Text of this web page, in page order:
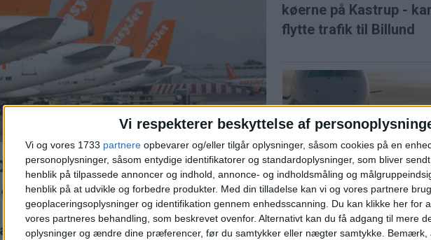
Vi respekterer beskyttelse af
Vi og vores 1733 partnere opbevarer og/eller tilgår oplysninger, såsom cookies på en
personoplysninger, såsom entydige identifikatorer og standardoplysninger, som bliver
henblik på tilpassede annoncer og indhold, annonce- og indholdsmåling og
henblik på at udvikle og forbedre produkter. Med din tilladelse kan vi og vores partnere
geoplaceringsoplysninger og identifikation gennem enhedsscanning. Du kan klikke her for
vores partneres behandling, som beskrevet ovenfor. Alternativt kan du få adgang til mere
oplysninger og ændre dine præferencer, før du samtykker eller nægter samtykke. Bemærk,
Easyjet efter budkamp
overtager Easyjet for 5,7 milliarder pund
om det britiske lavprisselskab.
du opleve total solformørkelse
køerne på Kastrup -
flytte trafik til Billund
SAS var Europas mest
punktlige flyselskab i